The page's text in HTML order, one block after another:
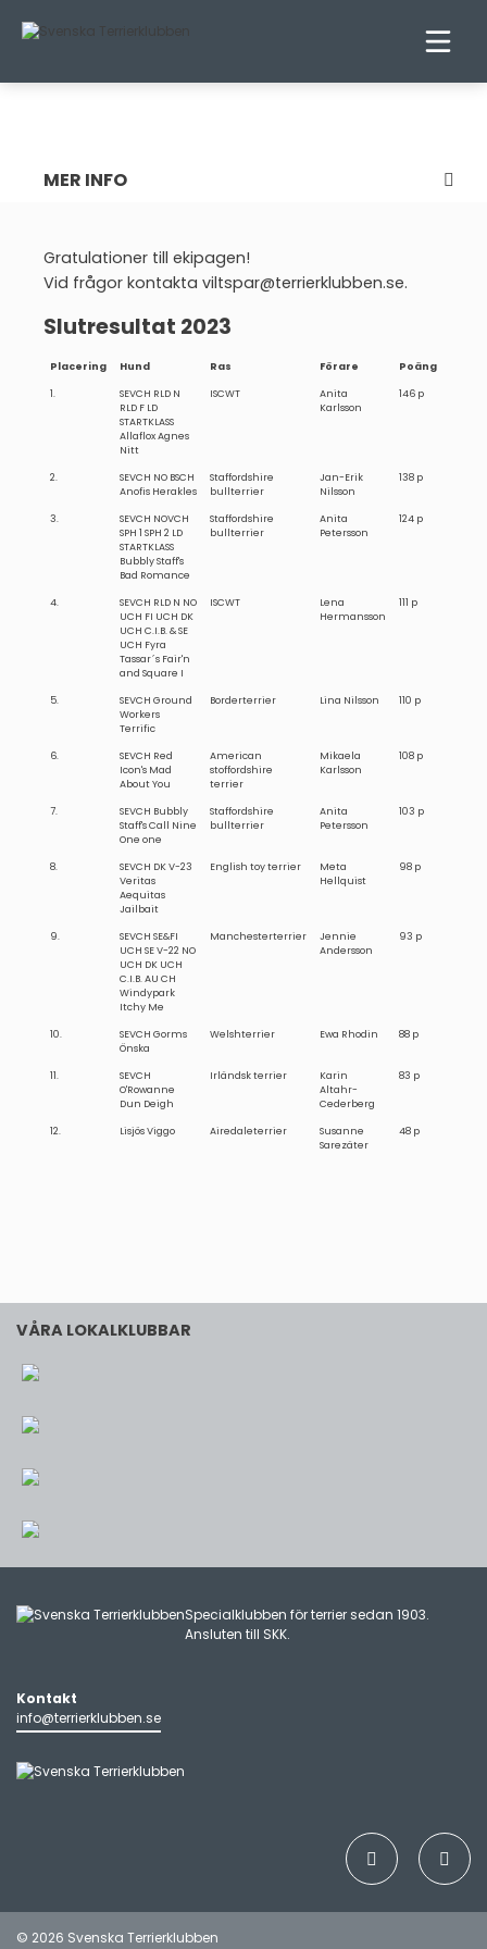
MER INFO
/home/terrnse/public_html/wp-
content/themes/terrierklubben-2023/parts/sidebar-
nav.phpon line5
Gratulationer till ekipagen!
Vid frågor kontakta viltspar@terrierklubben.se.
Slutresultat 2023
Placering Hund Ras Förare Poäng
1.
SEVCH RLD N
RLD F LD
STARTKLASS
Allaflox Agnes
Nitt
ISCWT
Anita
Karlsson
146 p
2.
SEVCH NO BSCH
Anofis Herakles
Staffordshire
bullterrier
Jan-Erik
Nilsson
138 p
3.
SEVCH NOVCH
SPH 1 SPH 2 LD
STARTKLASS
Bubbly Staff's
Bad Romance
Staffordshire
bullterrier
Anita
Petersson
124 p
4.
SEVCH RLD N NO
UCH FI UCH DK
UCH C.I.B. & SE
UCH Fyra
Tassar´s Fair'n
and Square I
ISCWT
Lena
Hermansson
111 p
5.
SEVCH Ground
Workers
Terrific
Borderterrier Lina Nilsson 110 p
6.
SEVCH Red
Icon's Mad
About You
American
stoffordshire
terrier
Mikaela
Karlsson
108 p
7.
SEVCH Bubbly
Staff's Call Nine
One one
Staffordshire
bullterrier
Anita
Petersson
103 p
8.
SEVCH DK V-23
Veritas
Aequitas
Jailbait
English toy terrier
Meta
Hellquist
98 p
9.
SEVCH SE&FI
UCH SE V-22 NO
UCH DK UCH
C.I.B. AU CH
Windypark
Itchy Me
Manchesterterrier
Jennie
Andersson
93 p
10.
SEVCH Gorms
Önska
Welshterrier Ewa Rhodin 88 p
11.
SEVCH
O'Rowanne
Dun Deigh
Irländsk terrier
Karin
Altahr-
Cederberg
83 p
12. Lisjös Viggo Airedaleterrier
Susanne
Sarezäter
48 p
VÅRA LOKALKLUBBAR
Specialklubben för terrier sedan 1903.
Ansluten till SKK.
Kontakt
info@terrierklubben.se
© 2026 Svenska Terrierklubben